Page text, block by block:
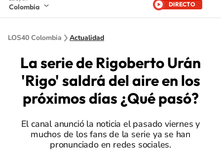
Colombia DIRECTO
LOS40 Colombia Actualidad
La serie de Rigoberto Urán
'Rigo' saldrá del aire en los
próximos días ¿Qué pasó?
El canal anunció la noticia el pasado viernes y
muchos de los fans de la serie ya se han
pronunciado en redes sociales.